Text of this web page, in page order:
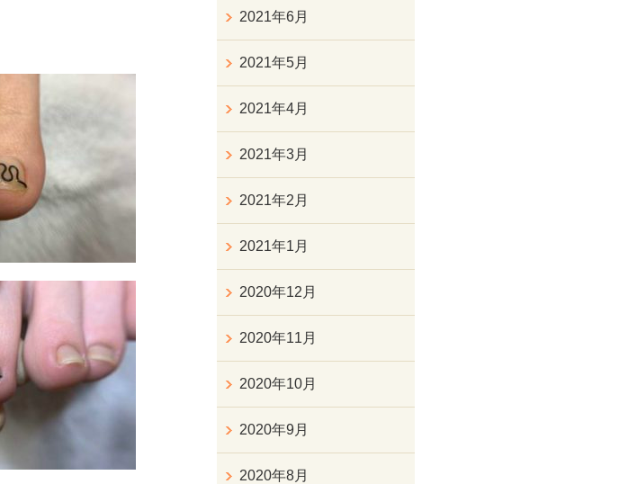
2021年6月
2021年5月
2021年4月
2021年3月
2021年2月
2021年1月
2020年12月
2020年11月
2020年10月
2020年9月
2020年8月